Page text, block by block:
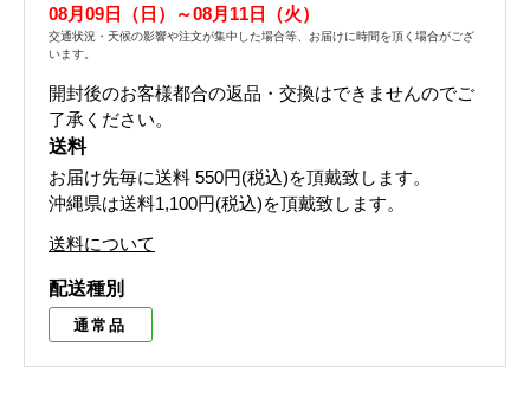
08月09日（日）～08月11日（火）
交通状況・天候の影響や注文が集中した場合等、お届けに時間を頂く場合がござ
います。
開封後のお客様都合の返品・交換はできませんのでご
了承ください。
送料
お届け先毎に送料 550円(税込)を頂戴致します。
沖縄県は送料1,100円(税込)を頂戴致します。
送料について
配送種別
通常品